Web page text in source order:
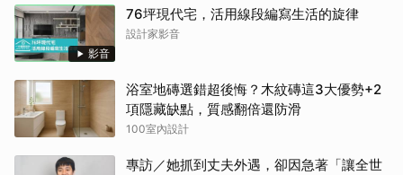
影音
76坪現代宅，活用線段編寫生活的旋律
設計家影音
浴室地磚選錯超後悔？木紋磚這3大優勢+2
項隱藏缺點，質感翻倍還防滑
100室內設計
專訪／她抓到丈夫外遇，卻因急著「讓全世